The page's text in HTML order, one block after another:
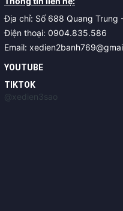
Địa chỉ: Số 688 Quang Trung
Điện thoại: 0904.835.586
Email:
YOUTUBE
TIKTOK
@xedien3sao